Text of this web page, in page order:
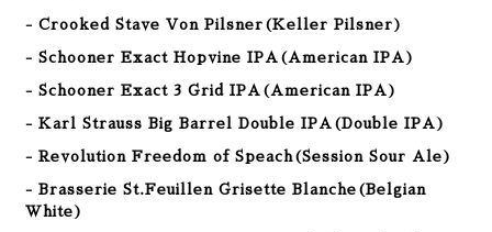
- Crooked Stave Von Pilsner(Keller Pilsner)
- Schooner Exact Hopvine IPA(American IPA)
- Schooner Exact 3 Grid IPA(American IPA)
- Karl Strauss Big Barrel Double IPA(Double IPA)
- Revolution Freedom of Speach(Session Sour Ale)
- Brasserie St.Feuillen Grisette Blanche(Belgian
White)